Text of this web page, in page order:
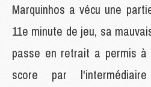
Marquinhos a vécu une
11e minute de jeu, sa
passe en retrait a permis à
score par